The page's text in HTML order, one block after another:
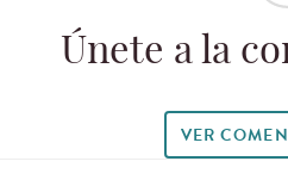
Únete a la
VER